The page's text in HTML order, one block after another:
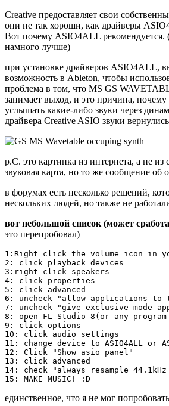
Creative предоставляет свои
они не так хороши, как драйверы
Вот почему ASIO4ALL рекомендуется.
намного лучше)
при установке драйверов ASIO4ALL,
возможность в Ableton, чтобы
проблема в том, что MS GS
занимает выход, и это причина,
услышать какие-либо звуки через
драйвера Creative ASIO звуки
p.С. это картинка из интернета, а не из
звуковая карта, но то же сообщение об
в форумах есть несколько решений,
нескольких людей, но также не
вот небольшой список (может
это перепробовал)
1:Right click the volume icon in
2: click playback devices
3:right click speakers
4: click properties
5: click advanced
6: uncheck "allow applications
7: uncheck "give exclusive mode
8: open FL Studio 8(or any program
9: click options
10: click audio settings
11: change device to ASIO4ALL or
12: Click "Show asio panel"
13: click advanced
14: check "always resample 44.1kHz
единственное, что я не мог